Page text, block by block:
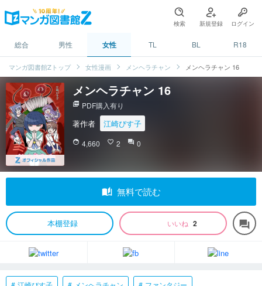
検索 新規登録 ログイン
総合 男性 女性 TL BL R18
マンガ図書館Zトップ 女性漫画 メンヘラチャン メンヘラチャン 16
メンヘラチャン 16
picture_as_pdf PDF購入有り
著作者 江崎びす子
face 4,660 favorite_border 2 question_answer 0
auto_stories 無料で読む
本棚登録 いいね 2 forum